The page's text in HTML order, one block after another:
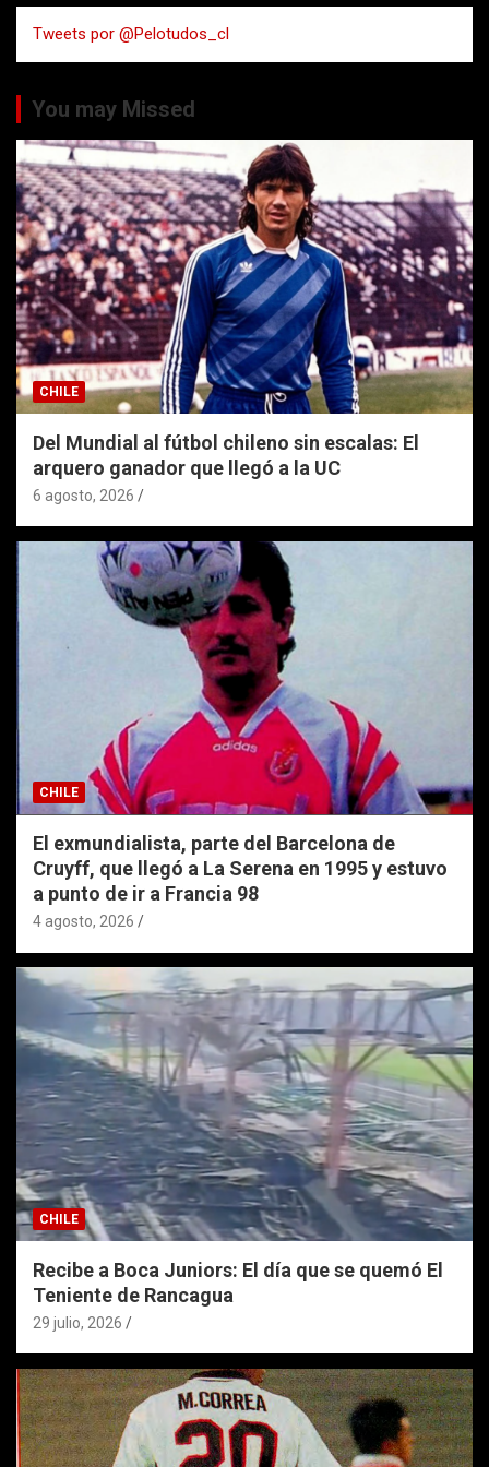
a
r
Tweets por @Pelotudos_cl
You may Missed
CHILE
Del Mundial al fútbol chileno sin escalas: El
arquero ganador que llegó a la UC
6 agosto, 2026
CHILE
El exmundialista, parte del Barcelona de
Cruyff, que llegó a La Serena en 1995 y estuvo
a punto de ir a Francia 98
4 agosto, 2026
CHILE
Recibe a Boca Juniors: El día que se quemó El
Teniente de Rancagua
29 julio, 2026